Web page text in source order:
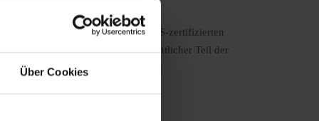
Über Cookies
Sicherheitsscheren. Mit ihren GS-zertifizierten
Sie sind deshalb ein wesentlicher Teil der